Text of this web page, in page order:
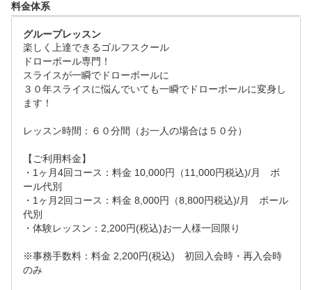
料金体系
グループレッスン
楽しく上達できるゴルフスクール
ドローボール専門！
スライスが一瞬でドローボールに
３０年スライスに悩んでいても一瞬でドローボールに変身し
ます！
レッスン時間：６０分間（お一人の場合は５０分）
【ご利用料金】
・1ヶ月4回コース：料金 10,000円（11,000円税込)/月　ボ
ール代別
・1ヶ月2回コース：料金 8,000円（8,800円税込)/月　ボール
代別
・体験レッスン：2,200円(税込)お一人様一回限り
※事務手数料：料金 2,200円(税込)　初回入会時・再入会時
のみ